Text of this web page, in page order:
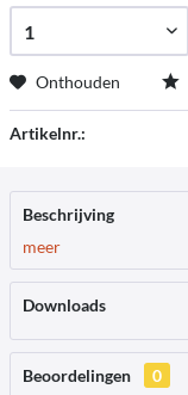
Onthouden
Artikelnr.:
Beschrijving
meer
Downloads
Beoordelingen
0